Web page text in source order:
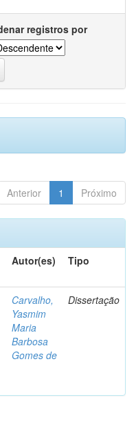
registros por
Anterior 1 Próximo
Autor(es) Tipo
Carvalho,
Yasmim
Maria
Barbosa
Gomes de
Dissertação